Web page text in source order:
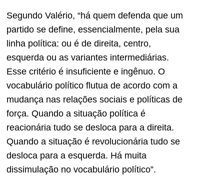
Segundo Valério, “há quem defenda que um
partido se define, essencialmente, pela sua
linha política: ou é de direita, centro,
esquerda ou as variantes intermediárias.
Esse critério é insuficiente e ingênuo. O
vocabulário político flutua de acordo com a
mudança nas relações sociais e políticas de
força. Quando a situação política é
reacionária tudo se desloca para a direita.
Quando a situação é revolucionária tudo se
desloca para a esquerda. Há muita
dissimulação no vocabulário político”.